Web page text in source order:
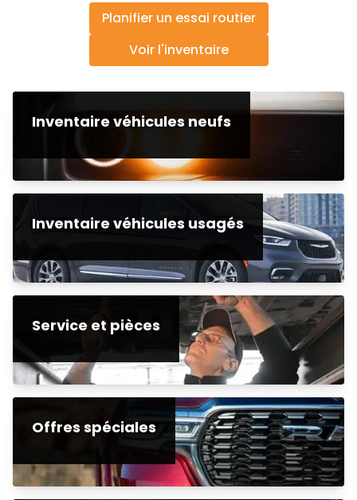
Planifier un essai routier
Voir l'inventaire
Inventaire véhicules neufs
Inventaire véhicules usagés
Service et pièces
Offres spéciales